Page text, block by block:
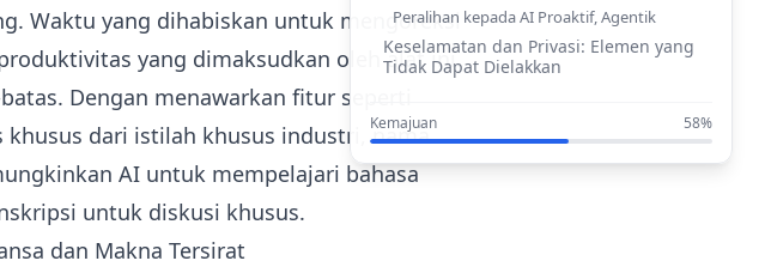
Peralihan kepada AI Proaktif, Agentik
Keselamatan dan Privasi: Elemen yang
Tidak Dapat Dielakkan
Kesimpulan: Mengambilalih Masa
Depan Kolaborasi Cerdas
Kemajuan 58%
Waktu yang dihabiskan untuk mengoreksi
yang dimaksudkan oleh alat ini.
Dengan menawarkan fitur seperti
dari istilah khusus industri, nama
AI untuk mempelajari bahasa
untuk diskusi khusus.
dan Makna Tersirat